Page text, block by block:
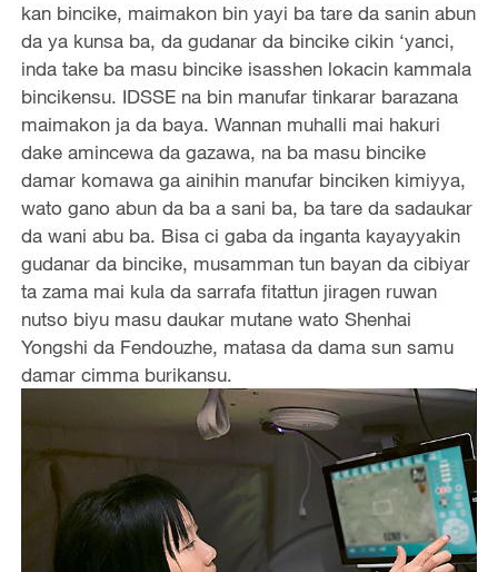
kan bincike, maimakon bin yayi ba tare da sanin abun
da ya kunsa ba, da gudanar da bincike cikin ‘yanci,
inda take ba masu bincike isasshen lokacin kammala
bincikensu. IDSSE na bin manufar tinkarar barazana
maimakon ja da baya. Wannan muhalli mai hakuri
dake amincewa da gazawa, na ba masu bincike
damar komawa ga ainihin manufar binciken kimiyya,
wato gano abun da ba a sani ba, ba tare da sadaukar
da wani abu ba. Bisa ci gaba da inganta kayayyakin
gudanar da bincike, musamman tun bayan da cibiyar
ta zama mai kula da sarrafa fitattun jiragen ruwan
nutso biyu masu daukar mutane wato Shenhai
Yongshi da Fendouzhe, matasa da dama sun samu
damar cimma burikansu.